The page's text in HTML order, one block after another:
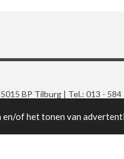
of het tonen van
BP Tilburg | Tel.: 013 -